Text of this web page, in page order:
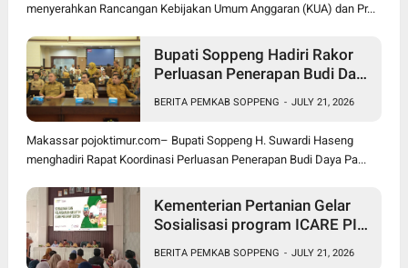
menyerahkan Rancangan Kebijakan Umum Anggaran (KUA) dan Pr...
Bupati Soppeng Hadiri Rakor
Perluasan Penerapan Budi Daya
BERITA PEMKAB SOPPENG - JULY 21, 2026
Makassar pojoktimur.com– Bupati Soppeng H. Suwardi Haseng
menghadiri Rapat Koordinasi Perluasan Penerapan Budi Daya Pa...
Kementerian Pertanian Gelar
Sosialisasi program ICARE PIU
BERITA PEMKAB SOPPENG - JULY 21, 2026